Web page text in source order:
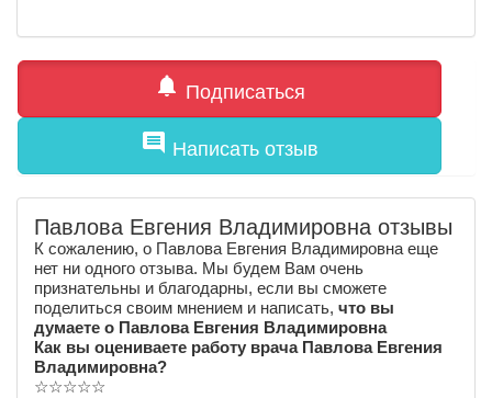
notifications Подписаться
comment Написать отзыв
Павлова Евгения Владимировна отзывы
К сожалению, о Павлова Евгения Владимировна еще
нет ни одного отзыва. Мы будем Вам очень
признательны и благодарны, если вы сможете
поделиться своим мнением и написать, что вы
думаете о Павлова Евгения Владимировна
Как вы оцениваете работу врача Павлова Евгения
Владимировна?
☆☆☆☆☆